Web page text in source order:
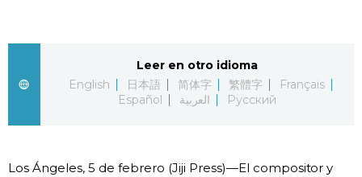
Русский
Vida
Leer en otro idioma
English
日本語 简体字 繁體字
Français
Español
العربية Русский
Los Ángeles, 5 de febrero (Jiji Press)—El compositor y